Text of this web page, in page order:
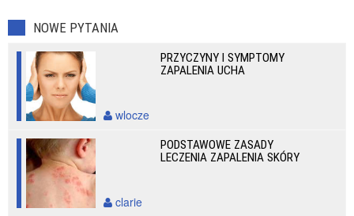
NOWE PYTANIA
PRZYCZYNY I SYMPTOMY
ZAPALENIA UCHA
wlocze
PODSTAWOWE ZASADY
LECZENIA ZAPALENIA SKÓRY
clarie